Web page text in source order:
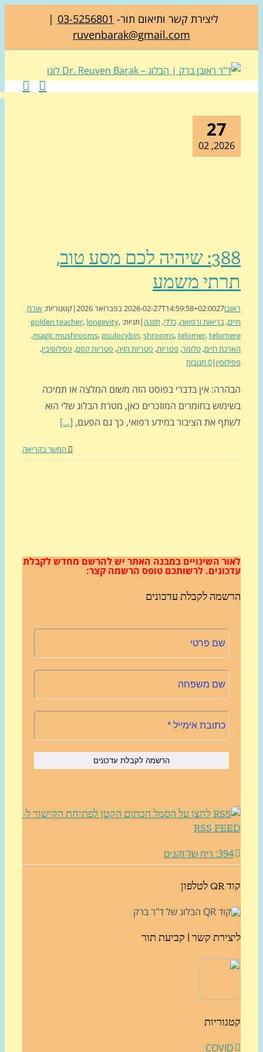
ליצירת קשר ותיאום תור-03-5256801
|
ruvenbarak@gmail.com
388: שיהיה לכם מסע טוב,
משמע
2026-02-27T14:59:58+02:00
|קטגוריות:אורח
בריאות ורפואה,כללי,תזונה|תגיות: golden teacher,longevity,
magic mushrooms,psulocybin,shrooms,telomer,
,
חיים,טלומר,פטריות,פטריות הזיה,פטריות קסם,פסילוסיבין ,
0 תגובות
אין בדברי בפוסט הזה משום המלצה או תמיכה
בחומרים המוזכרים כאן, מטרת הבלוג שלי הוא
את הציבור במידע רפואי, כך גם הפעם, [...]
המשך בקריאה
השינויים במבנה האתריש להרשם מחדש לקבלת
לרשותכם טופס הרשמה קצר:
לקבלת עדכונים
לחצו על הסמל הכתום הקטן לפתיחת הקישור ל-
RSS
קשר | קביעת תור